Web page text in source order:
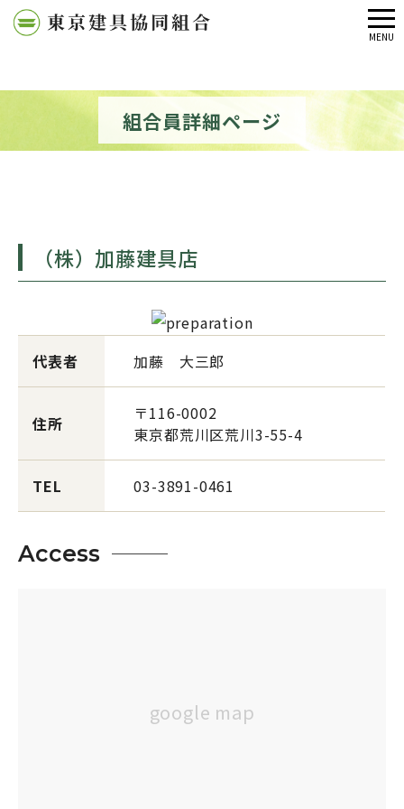
組合員詳細ページ
（株）加藤建具店
代表者 加藤 大三郎
住所
〒116-0002
東京都荒川区荒川3-55-4
TEL 03-3891-0461
Access
メ
ー
MENU